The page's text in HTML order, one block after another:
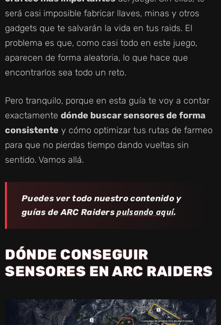
será casi imposible fabricar llaves, minas y otros
gadgets que te salvarán la vida en tus raids. El
problema es que, como casi todo en este juego,
aparecen de forma aleatoria, lo que hace que
encontrarlos sea todo un reto.
Pero tranquilo, porque en esta guía te voy a contar
exactamente dónde buscar sensores de forma
consistente y cómo optimizar tus rutas de farmeo
para que no pierdas tiempo dando vueltas sin
sentido. Vamos allá.
Puedes ver todo nuestro contenido y
guías de ARC Raiderspulsando aquí.
DÓNDE CONSEGUIR
SENSORES EN ARC RAIDERS